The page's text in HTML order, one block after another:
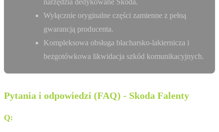
Wyłącznie oryginalne części zamienne z pełną
gwarancją producenta.
Kompleksowa obsługa blacharsko-lakiernicza i
bezgotówkowa likwidacja szkód komunikacyjnych.
Pytania i odpowiedzi (FAQ) - Skoda Falenty
Q: